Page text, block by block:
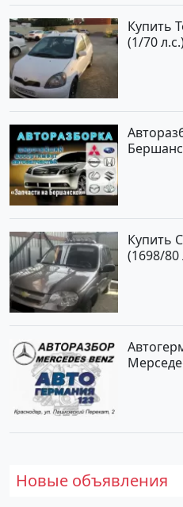
Купить
(1/70
Купить
(1698/
Новые объявления